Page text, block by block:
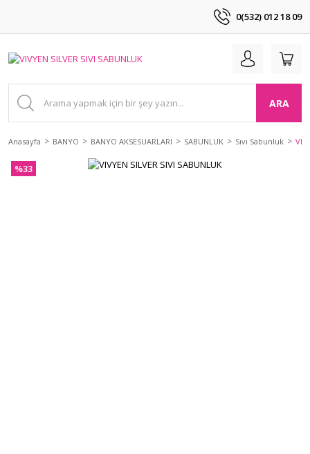
0(532) 012 18 09
ARA
Anasayfa BANYO BANYO AKSESUARLARI SABUNLUK Sıvı Sabunluk
%33